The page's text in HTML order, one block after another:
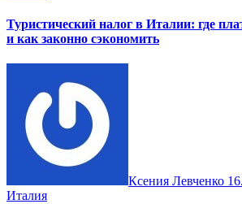
Туристический налог в Италии: где
и как законно сэкономить
Ксения Левченко
Италия